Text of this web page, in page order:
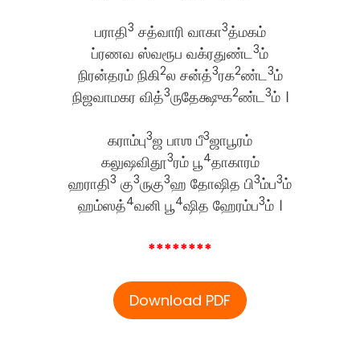
பராதி3 சத்வாரி வாகா3த்மகம்
ப்ரணவ ஸ்வரூப வக்ரதுண்ட3ம்
நிரன்தரம் நிகி2ல சன்த்3ரக2ண்ட3ம்
நிஜவாமகர வித்3ருதேக்ஷுக2ண்ட3ம் ।
கராம்பு3ஜ பாஶ பீ3ஜாபூரம்
கலுஷவிதூ3ரம் பூ4தாகாரம்
ஹராதி3 கு3ருகு3ஹ தோஷித பி3ம்ப3ம்
ஹம்ஸத்4வனி பூ4ஷித ஹேரம்ப3ம் ।
********
Download PDF